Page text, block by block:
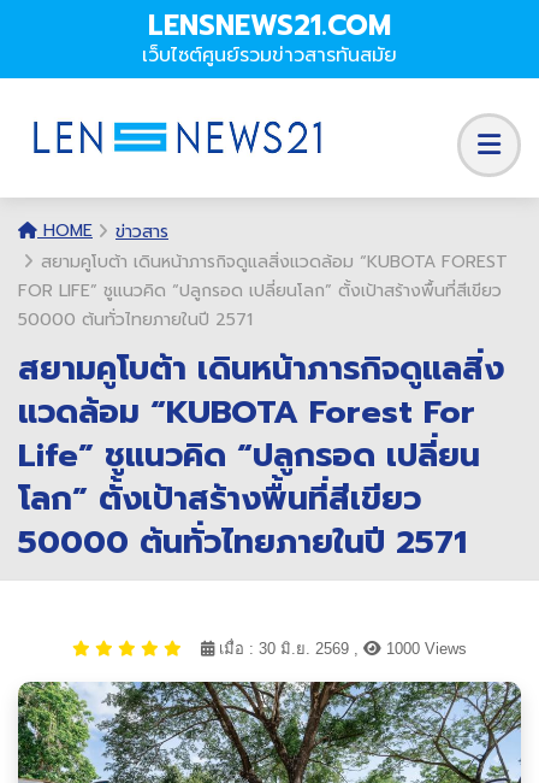
LENSNEWS21.COM
เว็บไซต์ศูนย์รวมข่าวสารทันสมัย
HOME
ข่าวสาร
สยามคูโบต้า เดินหน้าภารกิจดูแลสิ่งแวดล้อม “KUBOTA FOREST
FOR LIFE” ชูแนวคิด “ปลูกรอด เปลี่ยนโลก” ตั้งเป้าสร้างพื้นที่สีเขียว
50000 ต้นทั่วไทยภายในปี 2571
สยามคูโบต้า เดินหน้าภารกิจดูแลสิ่ง
แวดล้อม “KUBOTA Forest For
Life” ชูแนวคิด “ปลูกรอด เปลี่ยน
โลก” ตั้งเป้าสร้างพื้นที่สีเขียว
50000 ต้นทั่วไทยภายในปี 2571
เมื่อ : 30 มิ.ย. 2569 , 1000 Views